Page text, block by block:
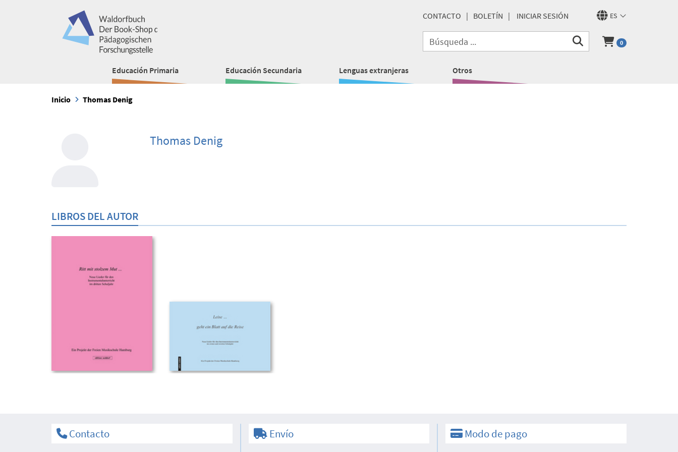
ES
CONTACTO BOLETÍN INICIAR SESIÓN
0
Educación Primaria Educación Secundaria Lenguas extranjeras Otros
Inicio Thomas Denig
Thomas Denig
LIBROS DEL AUTOR
Contacto Envío Modo de pago